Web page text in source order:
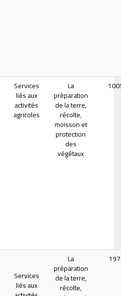
La
préparation
de la terre,
récolte,
moisson et
protection
des
végétaux
Services
liés aux
activités
agricoles
La
préparation
de la terre,
récolte,
Services
liés aux